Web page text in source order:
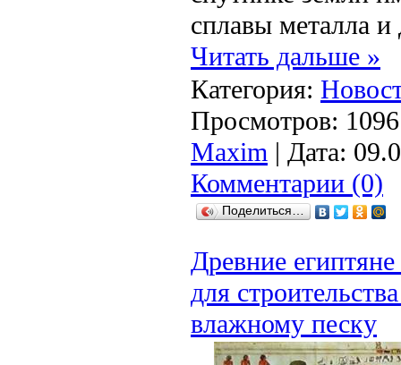
сплавы металла
Читать дальше »
Категория:
Просмотров:
Maxim | Дата:
Комментарии (0)
Поделиться…
Древние
для
влажному песку